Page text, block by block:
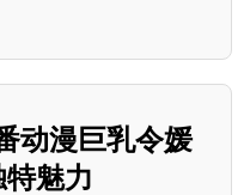
动漫巨乳令媛
魅力